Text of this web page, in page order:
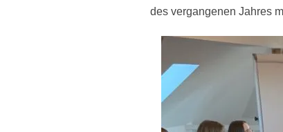
des vergangenen Jahres